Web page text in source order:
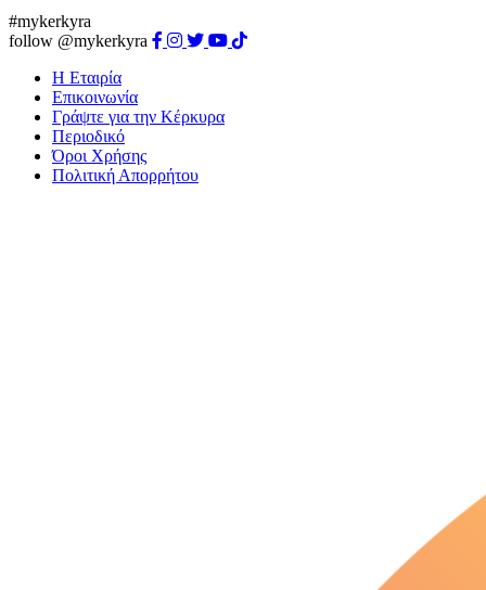
#mykerkyra
follow @mykerkyra
Η Εταιρία
Επικοινωνία
Γράψτε για την Κέρκυρα
Περιοδικό
Όροι Χρήσης
Πολιτική Απορρήτου